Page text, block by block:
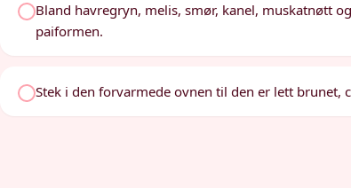
Bland havregryn, melis, smør, kanel, muskatnøtt
paiformen.
Stek i den forvarmede ovnen til den er lett